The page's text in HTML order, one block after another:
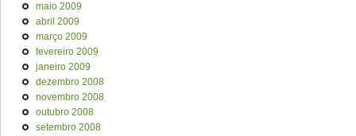
maio 2009
abril 2009
março 2009
fevereiro 2009
janeiro 2009
dezembro 2008
novembro 2008
outubro 2008
setembro 2008